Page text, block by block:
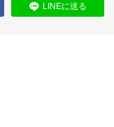
LINEに送る